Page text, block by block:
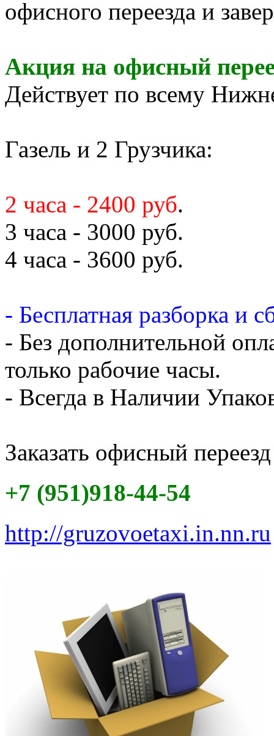
офисного переезда и
Акция на офисный
Действует по всему
Газель и 2 Грузчика:
2 часа - 2400 руб.
3 часа - 3000 руб.
4 часа - 3600 руб.
- Бесплатная разборка и
- Без дополнительной
только рабочие часы.
- Всегда в Наличии
Заказать офисный
+7 (951)918-44-54
http://gruzovoetaxi.in.nn.ru